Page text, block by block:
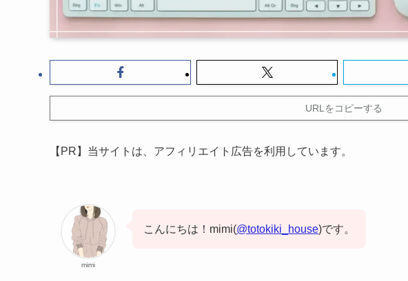
URLをコピーする
【PR】当サイトは、アフィリエイト広告を利用しています。
mimi
こんにちは！mimi(@totokiki_house)です。